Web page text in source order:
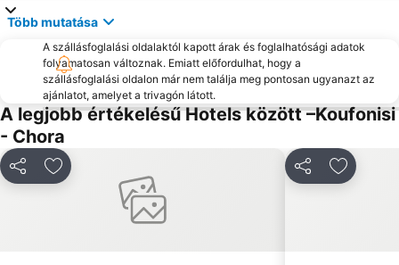
Több mutatása
A szállásfoglalási oldalaktól kapott árak és foglalhatósági adatok
folyamatosan változnak. Emiatt előfordulhat, hogy a
szállásfoglalási oldalon már nem találja meg pontosan ugyanazt az
ajánlatot, amelyet a trivagón látott.
A legjobb értékelésű Hotels között –Koufonisi
- Chora
MegosztásHozzáadás a kedvencekhez Megosztás